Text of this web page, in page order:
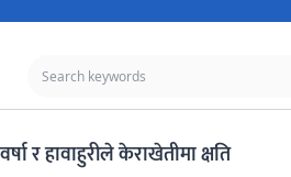
वर्षा र हावाहुरीले केराखेतीमा क्षति